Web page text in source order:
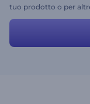
tuo prodotto o per
minuti: carica il tuo
video fresco e
trasportare dall'onda